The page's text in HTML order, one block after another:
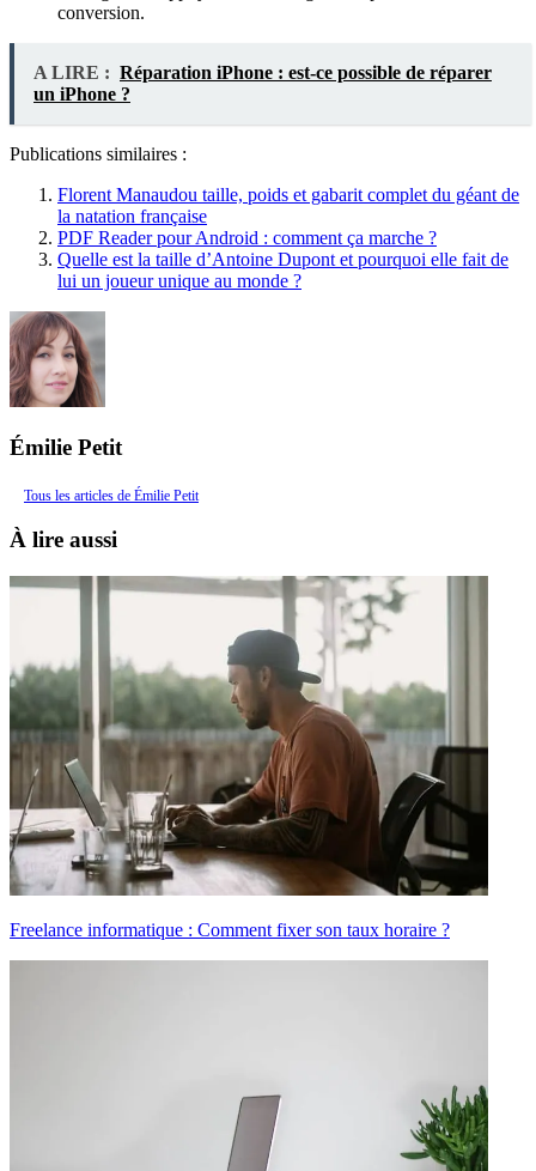
conversion.
A LIRE : Réparation iPhone : est-ce possible de réparer
un iPhone ?
Publications similaires :
Florent Manaudou taille, poids et gabarit complet du géant de
la natation française
PDF Reader pour Android : comment ça marche ?
Quelle est la taille d’Antoine Dupont et pourquoi elle fait de
lui un joueur unique au monde ?
Émilie Petit
Tous les articles de Émilie Petit
À lire aussi
Freelance informatique : Comment fixer son taux horaire ?